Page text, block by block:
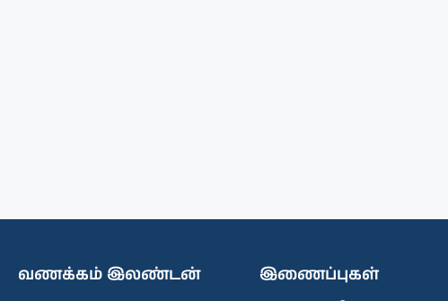
வணக்கம் இலண்டன் இணைப்புகள்